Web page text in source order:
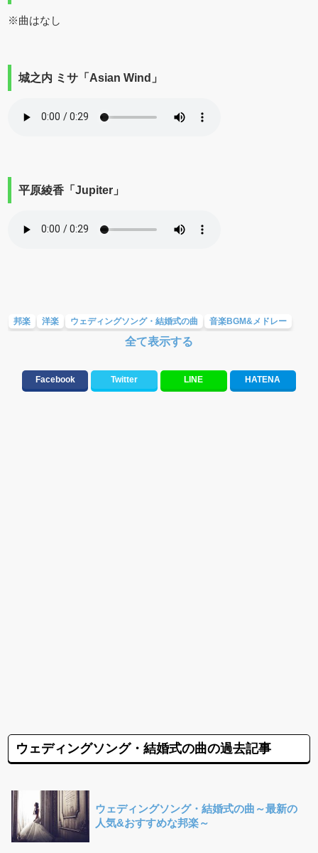
※曲はなし
城之内 ミサ「Asian Wind」
平原綾香「Jupiter」
邦楽 洋楽 ウェディングソング・結婚式の曲 音楽BGM&メドレー
大切な人に贈る歌&ありがとうソング(感謝の歌)
全て表示する
Facebook Twitter LINE HATENA
ウェディングソング・結婚式の曲の過去記事
ウェディングソング・結婚式の曲～最新の
人気&おすすめな邦楽～